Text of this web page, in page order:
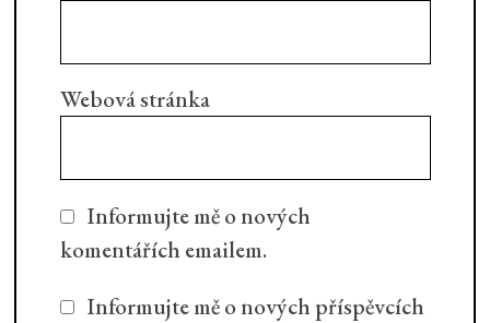
Webová stránka
Informujte mě o nových
komentářích emailem.
Informujte mě o nových příspěvcích